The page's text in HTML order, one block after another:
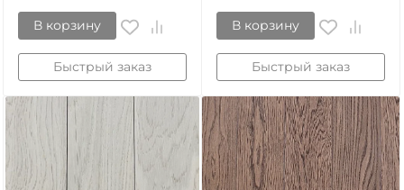
В корзину
Быстрый заказ
В корзину
Быстрый заказ